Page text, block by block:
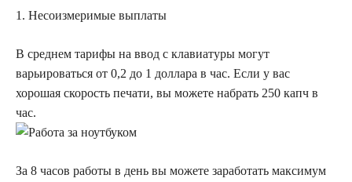
1. Несоизмеримые выплаты
В среднем тарифы на ввод с клавиатуры могут
варьироваться от 0,2 до 1 доллара в час. Если у вас
хорошая скорость печати, вы можете набрать 250 капч в
час.
За 8 часов работы в день вы можете заработать максимум